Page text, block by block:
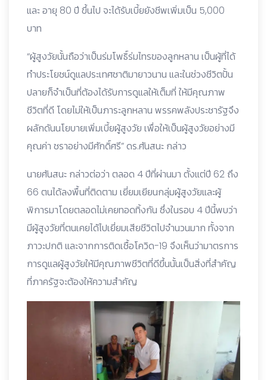
และ อายุ 80 ปี ขึ้นไป จะได้รับเบี้ยยังชีพเพิ่มเป็น 5,000
บาท
“ผู้สูงวัยนั้นถือว่าเป็นร่มโพธิ์ร่มไทรของลูกหลาน เป็นผู้ที่ได้
ทำประโยชน์ดูแลประเทศชาติมายาวนาน และในช่วงชีวิตปั้น
ปลายก็จำเป็นที่ต้องได้รับการดูแลให้เต็มที่ ให้มีคุณภาพ
ชีวิตที่ดี โดยไม่ให้เป็นภาระลูกหลาน พรรคพลังประชารัฐจึง
ผลักดันนโยบายเพิ่มเบี้ยผู้สูงวัย เพื่อให้เป็นผู้สูงวัยอย่างมี
คุณค่า ชราอย่างมีศักดิ์ศรี” ดร.ศันสนะ กล่าว
นายศันสนะ กล่าวต่อว่า ตลอด 4 ปีที่ผ่านมา ตั้งแต่ปี 62 ถึง
66 ตนได้ลงพื้นที่ติดตาม เยี่ยมเยียนกลุ่มผู้สูงวัยและผู้
พิการมาโดยตลอดไม่เคยทอดทิ้งกัน ซึ่งในรอบ 4 ปีนี้พบว่า
มีผู้สูงวัยที่ตนเคยได้ไปเยี่ยมเสียชีวิตไปจำนวนมาก ทั้งจาก
ภาวะปกติ และจากการติดเชื้อโควิด-19 จึงเห็นว่ามาตรการ
การดูแลผู้สูงวัยให้มีคุณภาพชีวิตที่ดีขึ้นนั้นเป็นสิ่งที่สำคัญ
ที่ภาครัฐจะต้องให้ความสำคัญ